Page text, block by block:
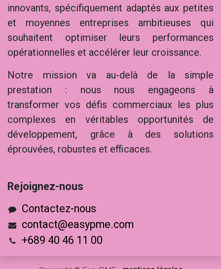
innovants, spécifiquement adaptés aux petites
et moyennes entreprises ambitieuses qui
souhaitent optimiser leurs performances
opérationnelles et accélérer leur croissance.
Notre mission va au-delà de la simple
prestation : nous nous engageons à
transformer vos défis commerciaux les plus
complexes en véritables opportunités de
développement, grâce à des solutions
éprouvées, robustes et efficaces.
Rejoig​nez-nous
Contactez-nous
contact@easypme.com
+689 40 46 11 00